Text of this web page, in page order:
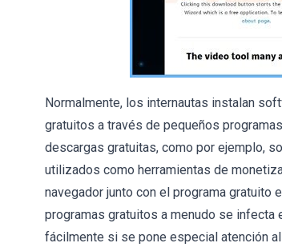
Normalmente, los internautas instalan
gratuitos a través de pequeños
descargas gratuitas, como por ejemplo,
utilizados como herramientas de
navegador junto con el programa gratuito
programas gratuitos a menudo se infecta
fácilmente si se pone especial atención